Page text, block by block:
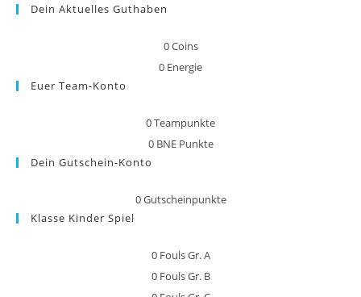
Dein Aktuelles Guthaben
0Coins
0 Energie
Euer Team-Konto
0Teampunkte
0 BNE Punkte
Dein Gutschein-Konto
0Gutscheinpunkte
Klasse Kinder Spiel
0 Fouls Gr. A
0 Fouls Gr. B